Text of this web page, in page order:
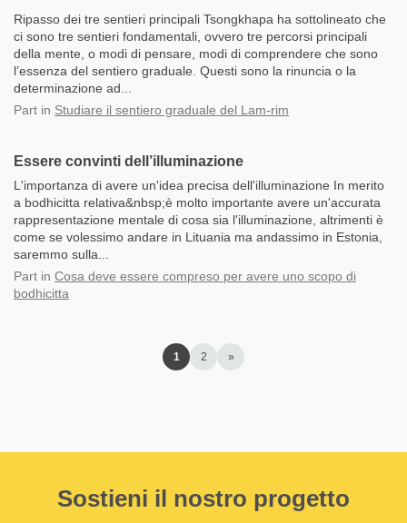
Ripasso dei tre sentieri principali Tsongkhapa ha sottolineato che
ci sono tre sentieri fondamentali, ovvero tre percorsi principali
della mente, o modi di pensare, modi di comprendere che sono
l’essenza del sentiero graduale. Questi sono la rinuncia o la
determinazione ad...
Part in Studiare il sentiero graduale del Lam-rim
Essere convinti dell’illuminazione
L'importanza di avere un'idea precisa dell'illuminazione In merito
a bodhicitta relativa&nbsp;è molto importante avere un'accurata
rappresentazione mentale di cosa sia l'illuminazione, altrimenti è
come se volessimo andare in Lituania ma andassimo in Estonia,
saremmo sulla...
Part in Cosa deve essere compreso per avere uno scopo di
bodhicitta
1 2 »
Sostieni il nostro progetto